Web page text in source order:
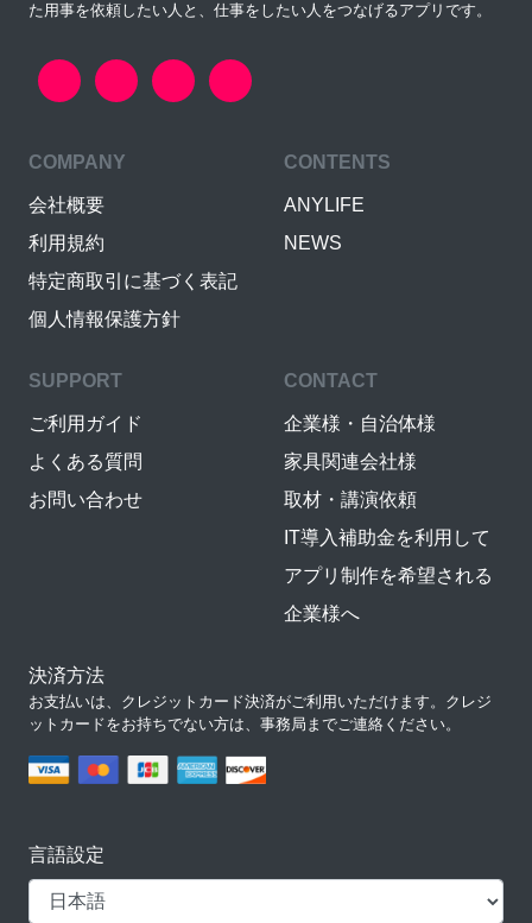
た用事を依頼したい人と、仕事をしたい人をつなげるアプリです。
COMPANY
会社概要
利用規約
特定商取引に基づく表記
個人情報保護方針
CONTENTS
ANYLIFE
NEWS
SUPPORT
ご利用ガイド
よくある質問
お問い合わせ
CONTACT
企業様・自治体様
家具関連会社様
取材・講演依頼
IT導入補助金を利用して
アプリ制作を希望される
企業様へ
決済方法
お支払いは、クレジットカード決済がご利用いただけます。クレジ
ットカードをお持ちでない方は、事務局までご連絡ください。
言語設定